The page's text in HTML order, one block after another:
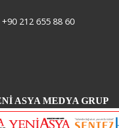
+90 212 655 88 60
ASYA MEDYA GRUP